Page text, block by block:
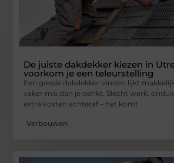
De juiste dakdekker kiezen in
voorkom je een teleurstelling
Een goede dakdekker vinden lijkt
vaker mis dan je denkt. Slecht werk,
extra kosten achteraf – het komt
Verbouwen